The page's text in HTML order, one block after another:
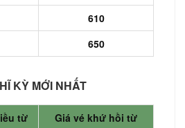
610
650
KỲ MỚI NHẤT
từ
Giá vé khứ hồi từ